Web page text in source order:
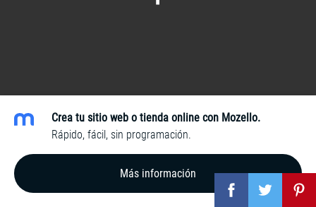
Crea tu sitio web o tienda online con Mozello.
Rápido, fácil, sin programación.
Más información